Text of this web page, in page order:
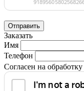
Отправить
Заказать
Имя
Телефон
Согласен на обработку